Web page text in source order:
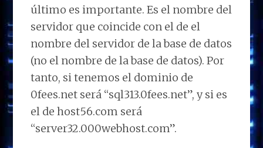
último es importante. Es el nombre del
servidor que coincide con el de el
nombre del servidor de la base de datos
(no el nombre de la base de datos). Por
tanto, si tenemos el dominio de
0fees.net será “sql313.0fees.net”, y si es
el de host56.com será
“server32.000webhost.com”.